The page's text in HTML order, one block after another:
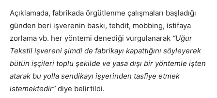
Açıklamada, fabrikada örgütlenme çalışmaları başladığı
günden beri işverenin baskı, tehdit, mobbing, istifaya
zorlama vb. her yöntemi denediği vurgulanarak “Uğur
Tekstil işvereni şimdi de fabrikayı kapattığını söyleyerek
bütün işçileri toplu şekilde ve yasa dışı bir yöntemle işten
atarak bu yolla sendikayı işyerinden tasfiye etmek
istemektedir” diye belirtildi.